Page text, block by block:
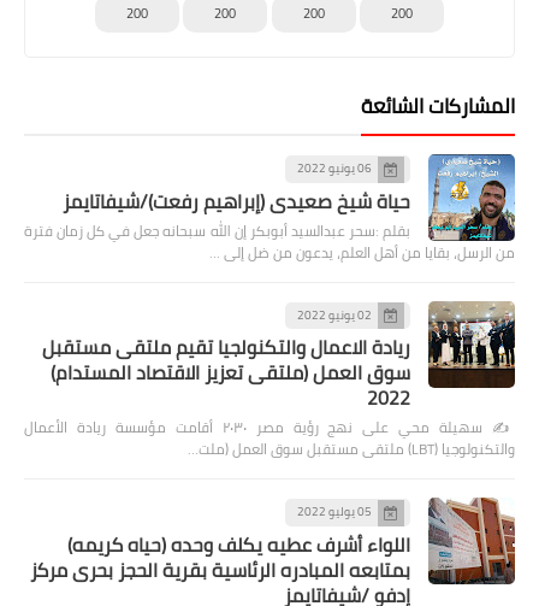
200
200
200
200
المشاركات الشائعة
06 يونيو 2022
حياة شيخ صعيدى (إبراهيم رفعت)/شيفاتايمز
بقلم :سحر عبدالسيد أبوبكر إن الله سبحانه جعل في كل زمان فترة
من الرسل، بقايا من أهل العلم، يدعون من ضل إلى …
02 يونيو 2022
ريادة الاعمال والتكنولجيا تقيم ملتقى مستقبل
سوق العمل (ملتقى تعزيز الاقتصاد المستدام)
2022
✍️ سهيلة محي على نهج رؤية مصر ٢٠٣٠ أقامت مؤسسة ريادة الأعمال
والتكنولوجيا (LBT) ملتقى مستقبل سوق العمل (ملت…
05 يوليو 2022
اللواء أشرف عطيه يكلف وحده (حياه كريمه)
بمتابعه المبادره الرئاسية بقرية الحجز بحرى مركز
إدفو /شيفاتايمز